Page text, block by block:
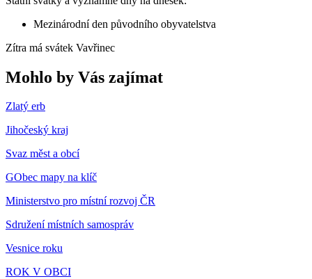
Mezinárodní den původního obyvatelstva
Zítra má svátek Vavřinec
Mohlo by Vás zajímat
Zlatý erb
Jihočeský kraj
Svaz měst a obcí
GObec mapy na klíč
Ministerstvo pro místní rozvoj ČR
Sdružení místních samospráv
Vesnice roku
ROK V OBCI